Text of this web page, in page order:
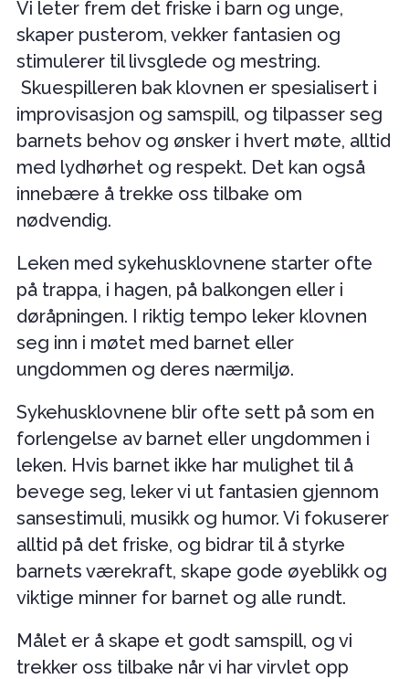
Vi leter frem det friske i barn og unge,
skaper pusterom, vekker fantasien og
stimulerer til livsglede og mestring.
Skuespilleren bak klovnen er spesialisert i
improvisasjon og samspill, og tilpasser seg
barnets behov og ønsker i hvert møte, alltid
med lydhørhet og respekt. Det kan også
innebære å trekke oss tilbake om
nødvendig.
Leken med sykehusklovnene starter ofte
på trappa, i hagen, på balkongen eller i
døråpningen. I riktig tempo leker klovnen
seg inn i møtet med barnet eller
ungdommen og deres nærmiljø.
Sykehusklovnene blir ofte sett på som en
forlengelse av barnet eller ungdommen i
leken. Hvis barnet ikke har mulighet til å
bevege seg, leker vi ut fantasien gjennom
sansestimuli, musikk og humor. Vi fokuserer
alltid på det friske, og bidrar til å styrke
barnets værekraft, skape gode øyeblikk og
viktige minner for barnet og alle rundt.
Målet er å skape et godt samspill, og vi
trekker oss tilbake når vi har virvlet opp